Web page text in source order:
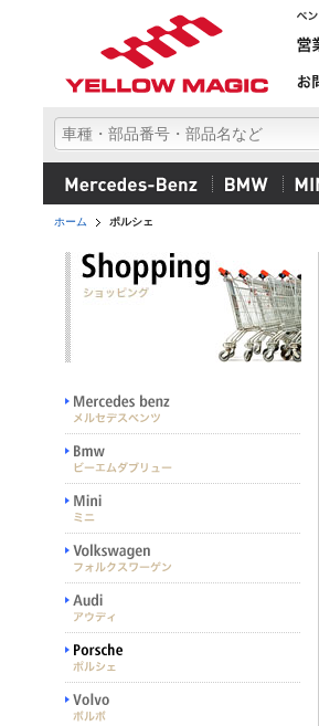
ホーム ポルシェ